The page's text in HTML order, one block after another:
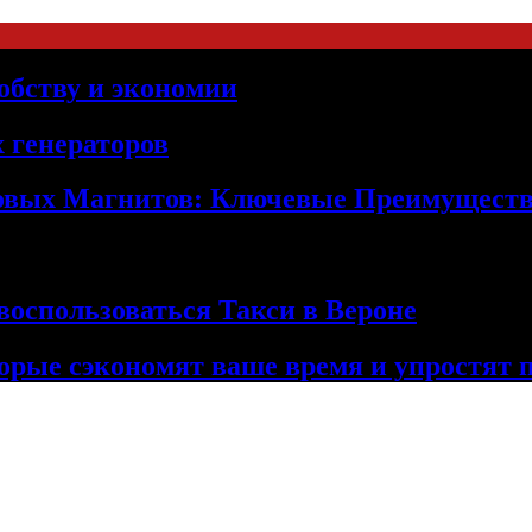
и экономии
Магнитов: Ключевые
Такси в Вероне
сэкономят ваше время и упростят